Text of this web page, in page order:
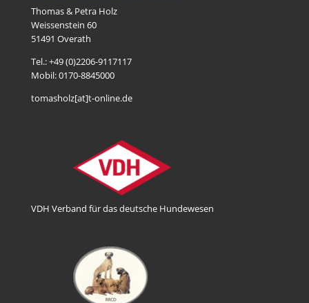
Thomas & Petra Holz
Weissenstein 60
51491 Overath
Tel.: +49 (0)2206-9117117
Mobil: 0170-8845000
tomasholz[at]t-online.de
VDH Verband für das deutsche Hundewesen